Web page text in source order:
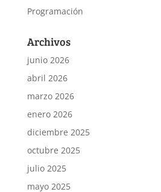
Programación
Archivos
junio 2026
abril 2026
marzo 2026
enero 2026
diciembre 2025
octubre 2025
julio 2025
mayo 2025